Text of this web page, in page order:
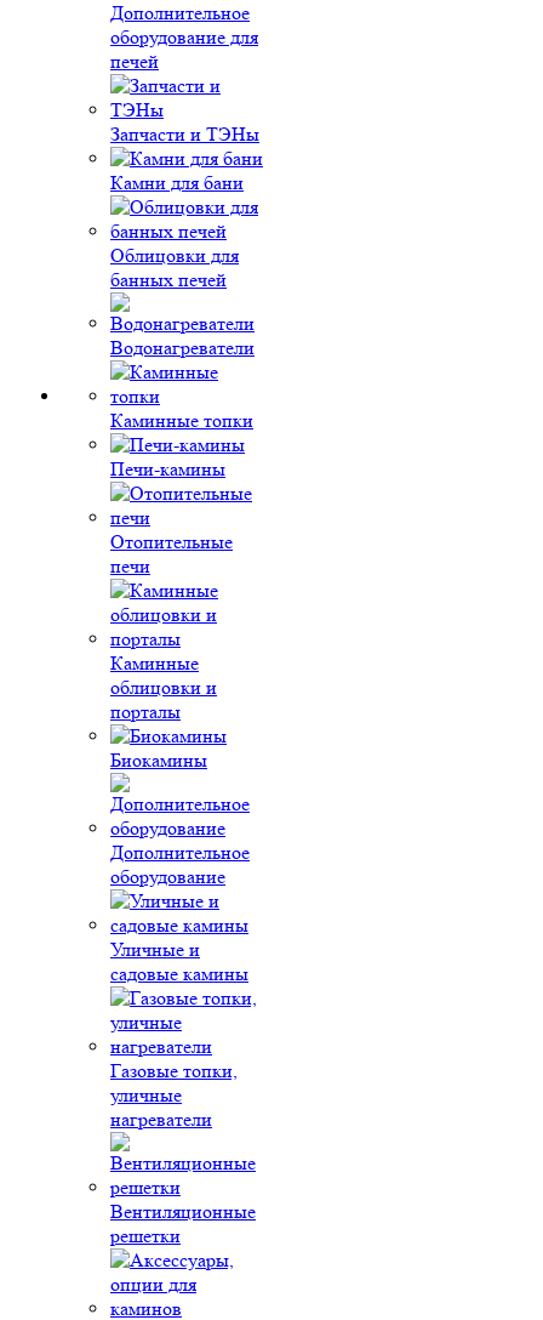
Дополнительное
оборудование для
печей
Запчасти и ТЭНы
Камни для бани
Облицовки для
банных печей
Водонагреватели
Каминные топки
Печи-камины
Отопительные
печи
Каминные
облицовки и
порталы
Биокамины
Дополнительное
оборудование
Уличные и
садовые камины
Газовые топки,
уличные
нагреватели
Вентиляционные
решетки